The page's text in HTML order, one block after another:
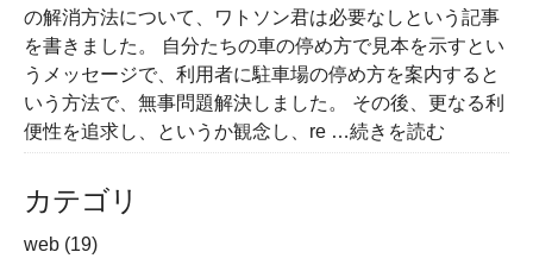
の解消方法について、ワトソン君は必要なしという記事
を書きました。 自分たちの車の停め方で見本を示すとい
うメッセージで、利用者に駐車場の停め方を案内すると
いう方法で、無事問題解決しました。 その後、更なる利
便性を追求し、というか観念し、re …続きを読む
カテゴリ
web (19)